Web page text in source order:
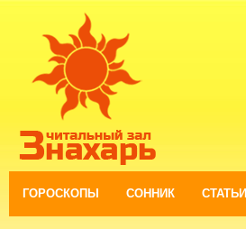
ГОРОСКОПЫ СОННИК СТАТЬИ